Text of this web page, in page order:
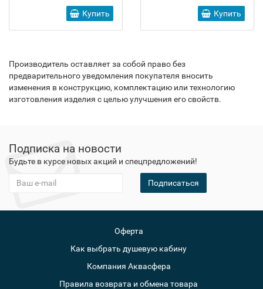
Купить Купить
Производитель оставляет за собой право без
предварительного уведомления покупателя вносить
изменения в конструкцию, комплектацию или технологию
изготовления изделия с целью улучшения его свойств.
Подписка на новости
Будьте в курсе новых акций и спецпредложений!
Подписаться
Оферта
Как выбрать душевую кабину
Компания Аквасфера
Правила возврата и обмена товара